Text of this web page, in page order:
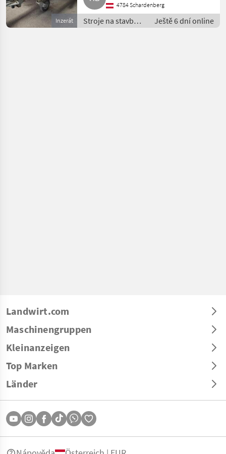
Inzerát
4784 Schardenberg
Stroje na stavbu /
Miešačka betónu
Ještě 6 dní online
Landwirt.com
Maschinengruppen
Kleinanzeigen
Top Marken
Länder